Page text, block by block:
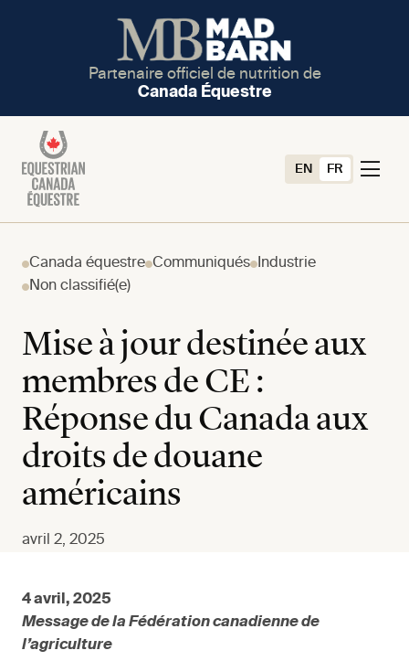
Partenaire officiel de nutrition de
Canada Équestre
EN FR
Canada équestre Communiqués Industrie
Non classifié(e)
Mise à jour destinée aux
membres de CE :
Réponse du Canada aux
droits de douane
américains
avril 2, 2025
4 avril, 2025
Message de la Fédération canadienne de
l’agriculture